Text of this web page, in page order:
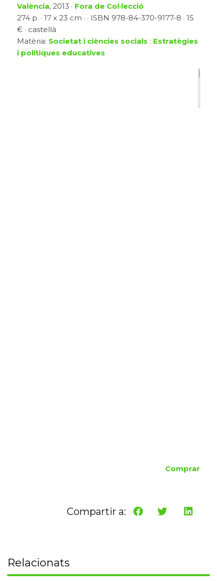
València, 2013 · Fora de Col·lecció
274 p. · 17 x 23 cm · · ISBN 978-84-370-9177-8 · 15
€ · castellà
Matèria: Societat i ciències socials : Estratègies
i polítiques educatives
Comprar
Compartir a:
Relacionats